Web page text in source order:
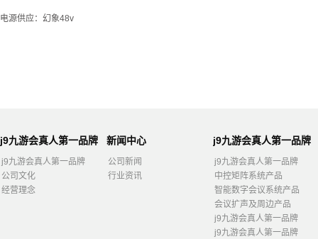
电源供应：幻象48v
j9九游会真人第一品牌
j9九游会真人第一品牌
公司文化
经营理念
新闻中心
公司新闻
行业资讯
j9九游会真人第一品牌
j9九游会真人第一品牌
中控矩阵系统产品
智能数字会议系统产品
会议扩声及周边产品
j9九游会真人第一品牌
j9九游会真人第一品牌